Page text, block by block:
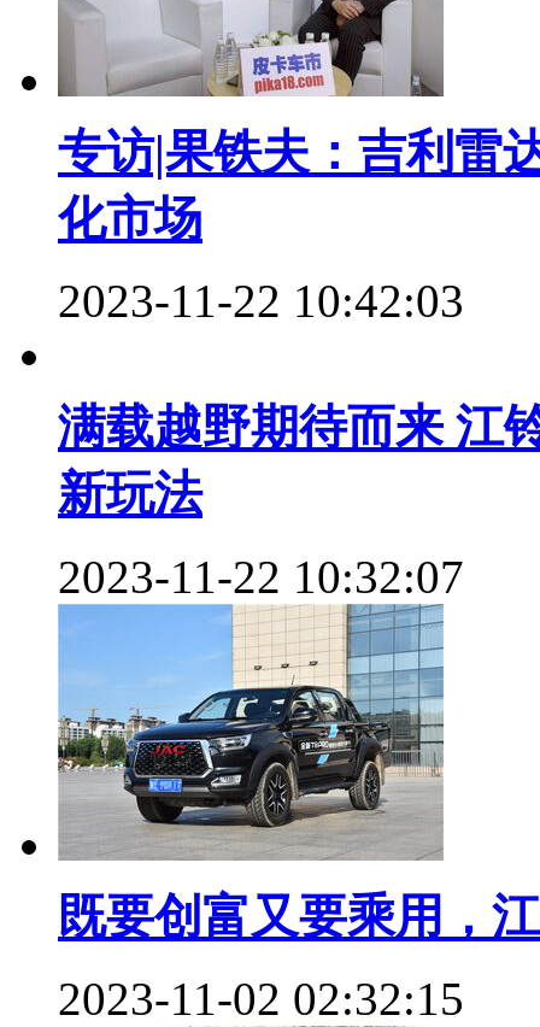
专访|果铁夫：吉利雷
化市场
2023-11-22 10:42:03
满载越野期待而来 江
新玩法
2023-11-22 10:32:07
既要创富又要乘用，
2023-11-02 02:32:15